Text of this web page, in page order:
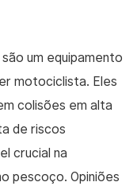
um equipamento
motociclista. Eles
colisões em alta
de riscos
crucial na
pescoço. Opiniões